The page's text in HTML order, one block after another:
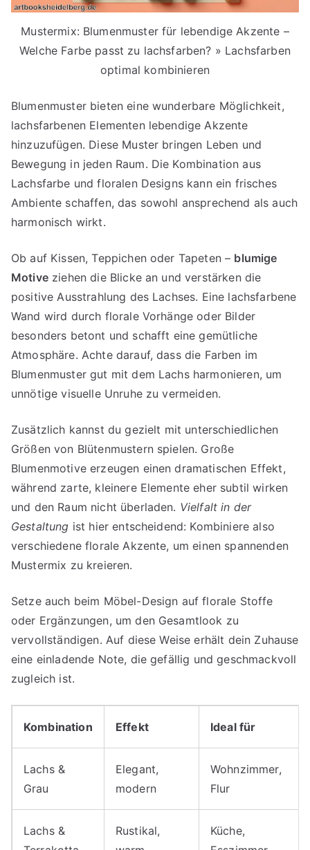
Mustermix: Blumenmuster für lebendige Akzente –
Welche Farbe passt zu lachsfarben? » Lachsfarben
optimal kombinieren
Blumenmuster bieten eine wunderbare Möglichkeit,
lachsfarbenen Elementen lebendige Akzente
hinzuzufügen. Diese Muster bringen Leben und
Bewegung in jeden Raum. Die Kombination aus
Lachsfarbe und floralen Designs kann ein frisches
Ambiente schaffen, das sowohl ansprechend als auch
harmonisch wirkt.
Ob auf Kissen, Teppichen oder Tapeten – blumige
Motiveziehen die Blicke an und verstärken die
positive Ausstrahlung des Lachses. Eine lachsfarbene
Wand wird durch florale Vorhänge oder Bilder
besonders betont und schafft eine gemütliche
Atmosphäre. Achte darauf, dass die Farben im
Blumenmuster gut mit dem Lachs harmonieren, um
unnötige visuelle Unruhe zu vermeiden.
Zusätzlich kannst du gezielt mit unterschiedlichen
Größen von Blütenmustern spielen. Große
Blumenmotive erzeugen einen dramatischen Effekt,
während zarte, kleinere Elemente eher subtil wirken
und den Raum nicht überladen. Vielfalt in der
Gestaltung ist hier entscheidend: Kombiniere also
verschiedene florale Akzente, um einen spannenden
Mustermix zu kreieren.
Setze auch beim Möbel-Design auf florale Stoffe
oder Ergänzungen, um den Gesamtlook zu
vervollständigen. Auf diese Weise erhält dein Zuhause
eine einladende Note, die gefällig und geschmackvoll
zugleich ist.
Kombination Effekt Ideal für
Lachs &
Grau
Elegant,
modern
Wohnzimmer,
Flur
Lachs &
Rustikal,
Küche,